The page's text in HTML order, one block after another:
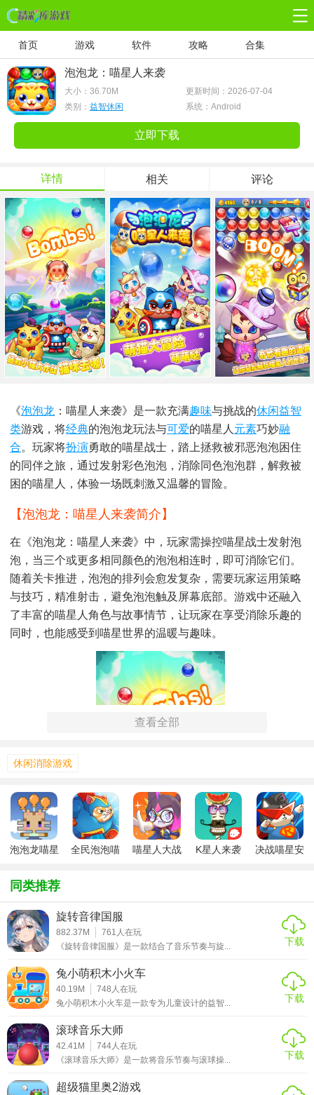
首页 游戏 软件 攻略 合集
泡泡龙：喵星人来袭
大小： 36.70M
更新时间：2026-07-04
类别： 益智休闲 系统：Android
立即下载
详情 相关 评论
《泡泡龙 ：喵星人来袭》是一款充满趣味与挑战的休闲益智
类游戏，将经典的泡泡龙玩法与可爱的喵星人 元素巧妙融
合。玩家将扮演勇敢的喵星战士，踏上拯救被邪恶泡泡困住
的同伴之旅，通过发射彩色泡泡，消除同色泡泡群，解救被
困的喵星人，体验一场既刺激又温馨的冒险。
【泡泡龙：喵星人来袭简介】
在《泡泡龙：喵星人来袭》中，玩家需操控喵星战士发射泡
泡，当三个或更多相同颜色的泡泡相连时，即可消除它们。
随着关卡推进，泡泡的排列会愈发复杂，需要玩家运用策略
与技巧，精准射击，避免泡泡触及屏幕底部。游戏中还融入
了丰富的喵星人角色与故事情节，让玩家在享受消除乐趣的
同时，也能感受到喵星世界的温暖与趣味。
1. 下载并安装游戏后，点击图标启动游戏。
度与力度。
3. 发射泡泡，尝试消除同色泡泡群，解救被困的喵星人。
4. 完成关卡目标，如消除特定数量的泡泡或解救特定喵星
人，即可过关。
查看全部
休闲消除游戏
泡泡龙喵星
全民泡泡喵
喵星人大战
K星人来袭
决战喵星安
同类推荐
旋转音律国服
882.37M 761 人在玩
《旋转音律国服》是一款结合了音乐节奏与旋...
下载
兔小萌积木小火车
40.19M 748 人在玩
兔小萌积木小火车是一款专为儿童设计的益智...
下载
滚球音乐大师
42.41M 744 人在玩
《滚球音乐大师》是一款将音乐节奏与滚球操...
下载
超级猫里奥2游戏